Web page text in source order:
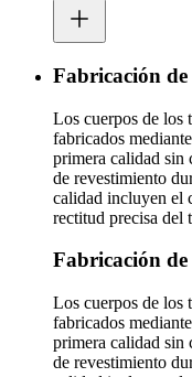
Fabricación
Los cuerpos de los
fabricados
primera calidad sin
de revestimiento
calidad incluyen el
rectitud precisa del
Fabricación
Los cuerpos de los
fabricados
primera calidad sin
de revestimiento